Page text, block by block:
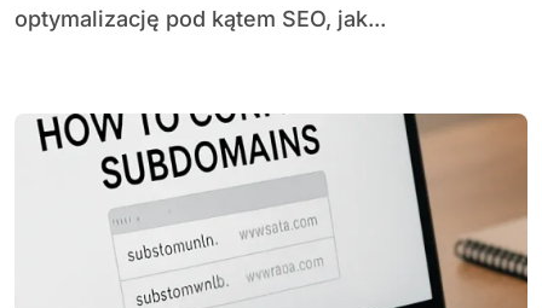
optymalizację pod kątem SEO, jak...